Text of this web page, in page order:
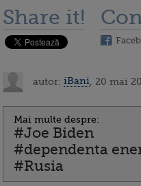
Share it!
autor: iBani , 20 mai
Mai multe despre:
#Joe Biden
#dependenta
#Rusia